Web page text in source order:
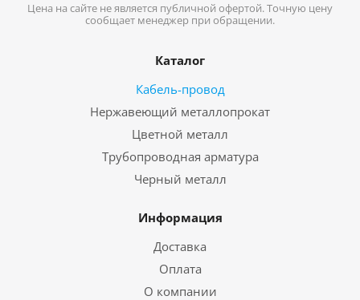
Цена на сайте не является публичной офертой. Точную цену
сообщает менеджер при обращении.
Каталог
Кабель-провод
Нержавеющий металлопрокат
Цветной металл
Трубопроводная арматура
Черный металл
Информация
Доставка
Оплата
О компании